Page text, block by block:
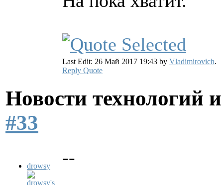
Last Edit: 26 Май 2017 19:43 by Vladimirovich.
Reply Quote
Новости технологий
#33
drowsy --